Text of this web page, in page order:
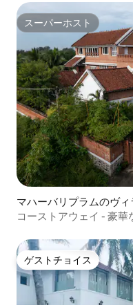
スーパーホスト
スーパーホスト
マハーバリプラムのヴィ
コーストアウェイ - 豪
ゲストチョイス
ゲストチョイス